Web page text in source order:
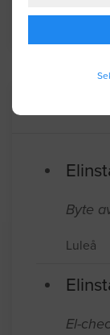
Byte
Luleå
El-